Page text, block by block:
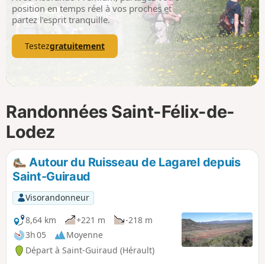
p
position en temps réel à vos proches et
partez l’esprit tranquille.
Testezgratuitement
Randonnées Saint-Félix-de-
Lodez
Autour du Ruisseau de Lagarel depuis
Saint-Guiraud
Visorandonneur
8,64 km
+221 m
-218 m
3h 05
Moyenne
Départ à Saint-Guiraud (Hérault)